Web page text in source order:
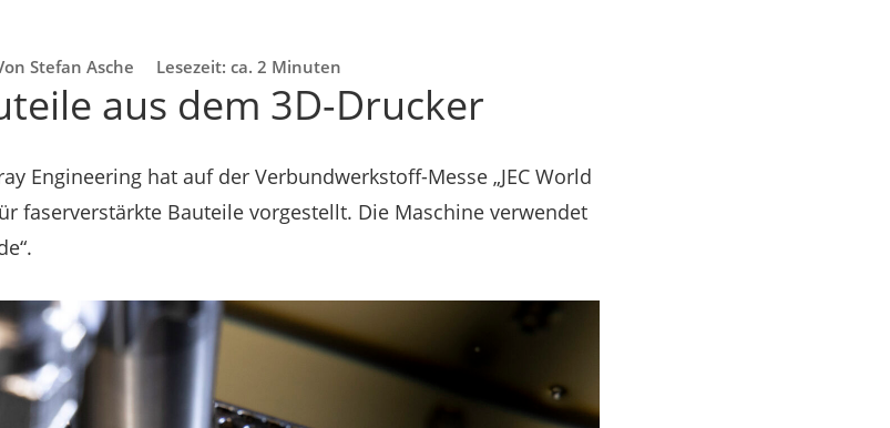
Stefan Asche Lesezeit: ca. 2 Minuten
aus dem 3D-Drucker
Engineering hat auf der Verbundwerkstoff-Messe „JEC World
faserverstärkte Bauteile vorgestellt. Die Maschine verwendet